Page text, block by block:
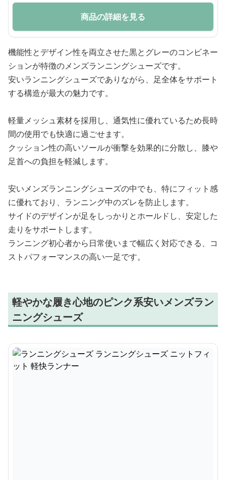
商品の詳細を見る
機能性とデザイン性を両立させた黒とグレーのコンビネー
ションが特徴のメンズランニングシューズです。
安いランニングシューズでありながら、足全体をサポート
する構造が最大の魅力です。
軽量メッシュ素材を採用し、通気性に優れているため長時
間の使用でも快適に過ごせます。
クッション性の高いソールが衝撃を効果的に分散し、膝や
足首への負担を軽減します。
安いメンズランニングシューズの中でも、特にフィット感
に優れており、ランニング中のズレを防止します。
サイドのデザインが足をしっかりとホールドし、安定した
走りをサポートします。
ランニング初心者から日常使いまで幅広く対応できる、コ
ストパフォーマンスの高い一足です。
軽やかな履き心地のピンク系安いメンズラン
ニングシューズ